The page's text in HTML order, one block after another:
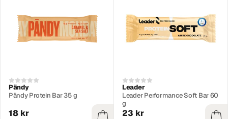
Pändy
Pändy Protein Bar 35 g
18 kr
Leader
Leader Performance Soft Bar 60
g
23 kr